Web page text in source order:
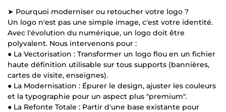
➤ Pourquoi moderniser ou retoucher votre logo ?
Un logo n'est pas une simple image, c'est votre identité.
Avec l'évolution du numérique, un logo doit être
polyvalent. Nous intervenons pour :
● La Vectorisation : Transformer un logo flou en un fichier
haute définition utilisable sur tous supports (bannières,
cartes de visite, enseignes).
● La Modernisation : Épurer le design, ajuster les couleurs
et la typographie pour un aspect plus "premium".
● La Refonte Totale : Partir d'une base existante pour